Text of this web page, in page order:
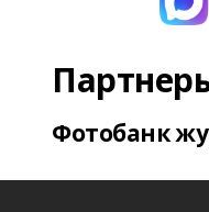
Фотобанк